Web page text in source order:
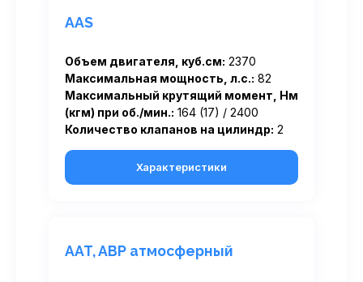
AAS
Объем двигателя, куб.см: 2370
Максимальная мощность, л.с.: 82
Максимальный крутящий момент, Нм
(кгм) при об./мин.: 164 (17) / 2400
Количество клапанов на цилиндр: 2
Характеристики
AAT, ABP атмосферный